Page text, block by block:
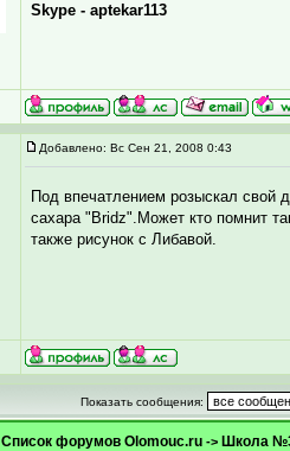
Skype - aptekar113
Добавлено: Вс Сен 21, 2008 0:43
Под впечатлением розыскал свой
сахара "Bridz".Может кто помнит
также рисунок с Либавой.
Показать сообщения:
Список форумов Olomouc.ru -> Школа